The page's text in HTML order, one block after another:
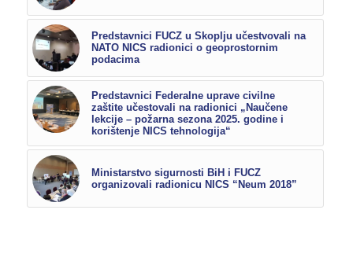
Predstavnici FUCZ u Skoplju učestvovali na
NATO NICS radionici o geoprostornim
podacima
Predstavnici Federalne uprave civilne
zaštite učestovali na radionici „Naučene
lekcije – požarna sezona 2025. godine i
korištenje NICS tehnologija“
Ministarstvo sigurnosti BiH i FUCZ
organizovali radionicu NICS “Neum 2018”